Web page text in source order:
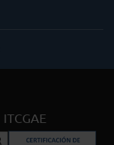
ITCGAE